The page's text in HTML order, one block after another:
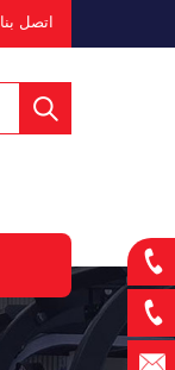
اتصل بنا